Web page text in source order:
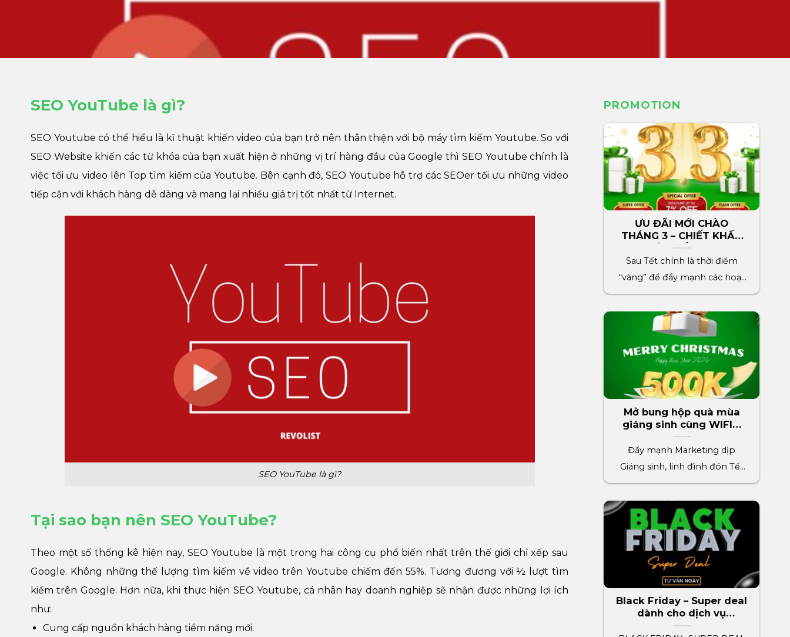
SEO YouTube là gì?
SEO Youtube có thể hiểu là kĩ thuật khiến video của bạn trở nên thân thiện với bộ máy tìm kiếm Youtube. So với
SEO Website khiến các từ khóa của bạn xuất hiện ở những vị trí hàng đầu của Google thì SEO Youtube chính là
việc tối ưu video lên Top tìm kiếm của Youtube. Bên cạnh đó, SEO Youtube hỗ trợ các SEOer tối ưu những video
tiếp cận với khách hàng dễ dàng và mang lại nhiều giá trị tốt nhất từ Internet.
SEO YouTube là gì?
Tại sao bạn nên SEO YouTube?
Theo một số thống kê hiện nay, SEO Youtube là một trong hai công cụ phổ biến nhất trên thế giới chỉ xếp sau
Google. Không những thế lượng tìm kiếm về video trên Youtube chiếm đến 55%. Tương đương với ½ lượt tìm
kiếm trên Google. Hơn nữa, khi thực hiện SEO Youtube, cá nhân hay doanh nghiệp sẽ nhận được những lợi ích
như:
Cung cấp nguồn khách hàng tiềm năng mới.
PROMOTION
ƯU ĐÃI MỚI CHÀO
THÁNG 3 – CHIẾT KHẤU
LÊN ĐẾN 7%
Sau Tết chính là thời điểm
“vàng” để đẩy mạnh các hoạt
động marketing cho[...]
Mở bung hộp quà mùa
giáng sinh cùng WIFIM
phần quà trị giá 500k
Đẩy mạnh Marketing dịp
Giáng sinh, linh đình đón Tết
2024 cùng WIFIM. Thúc đẩy[...]
Black Friday – Super deal
dành cho dịch vụ
marketing wifim